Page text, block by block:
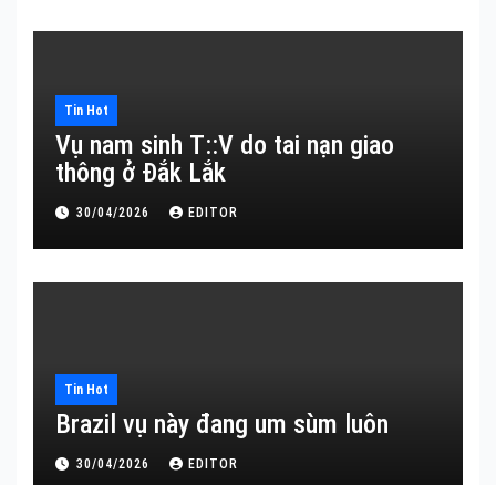
Tin Hot
Vụ nam sinh T::V do tai nạn giao
thông ở Đắk Lắk
30/04/2026 EDITOR
Tin Hot
Brazil vụ này đang um sùm luôn
30/04/2026 EDITOR